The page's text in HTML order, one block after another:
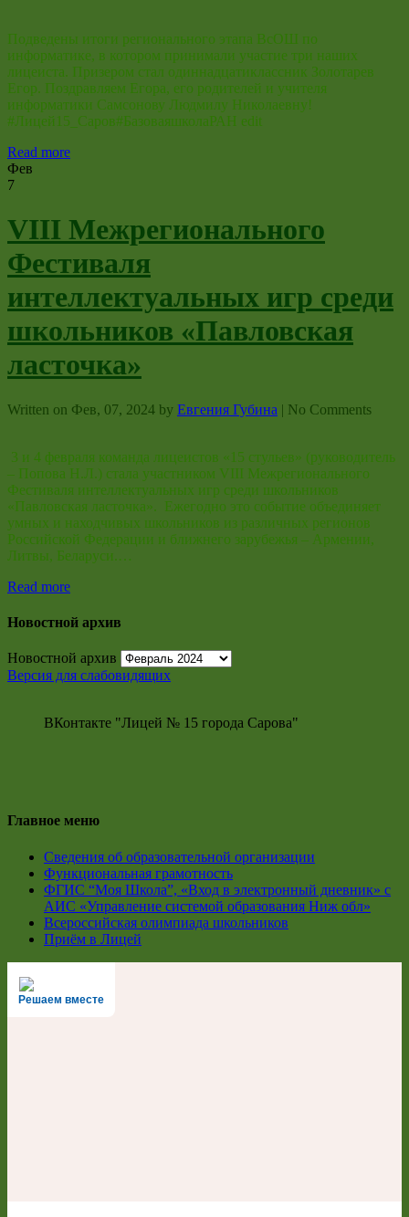
Подведены итоги регионального этапа ВсОШ по
информатике, в котором принимали участие три наших
лицеиста. Призером стал одиннадцатиклассник Золотарев
Егор. Поздравляем Егора, его родителей и учителя
информатики Самсонову Людмилу Николаевну!
#Лицей15_Саров#БазоваяшколаРАН edit
Read more
Фев
7
VIII Межрегионального
Фестиваля
интеллектуальных игр среди
школьников «Павловская
ласточка»
Written on Фев, 07, 2024 by Евгения Губина | No Comments
3 и 4 февраля команда лицеистов «15 стульев» (руководитель
– Попова Н.Л.) стала участником VIII Межрегионального
Фестиваля интеллектуальных игр среди школьников
«Павловская ласточка». Ежегодно это событие объединяет
умных и находчивых школьников из различных регионов
Российской Федерации и ближнего зарубежья – Армении,
Литвы, Беларуси.…
Read more
Новостной архив
Новостной архив
Версия для слабовидящих
ВКонтакте "Лицей № 15 города Сарова"
Главное меню
Сведения об образовательной организации
Функциональная грамотность
ФГИС “Моя Школа”, «Вход в электронный дневник» с
АИС «Управление системой образования Ниж обл»
Всероссийская олимпиада школьников
Приём в Лицей
Решаем вместе